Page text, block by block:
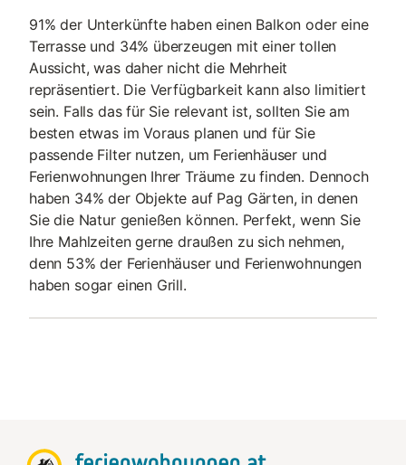
91% der Unterkünfte haben einen Balkon oder eine
Terrasse und 34% überzeugen mit einer tollen
Aussicht, was daher nicht die Mehrheit
repräsentiert. Die Verfügbarkeit kann also limitiert
sein. Falls das für Sie relevant ist, sollten Sie am
besten etwas im Voraus planen und für Sie
passende Filter nutzen, um Ferienhäuser und
Ferienwohnungen Ihrer Träume zu finden. Dennoch
haben 34% der Objekte auf Pag Gärten, in denen
Sie die Natur genießen können. Perfekt, wenn Sie
Ihre Mahlzeiten gerne draußen zu sich nehmen,
denn 53% der Ferienhäuser und Ferienwohnungen
haben sogar einen Grill.